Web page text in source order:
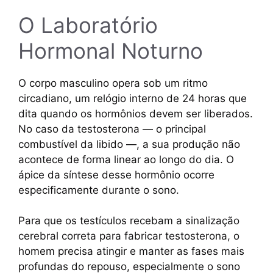
O Laboratório
Hormonal Noturno
O corpo masculino opera sob um ritmo
circadiano, um relógio interno de 24 horas que
dita quando os hormônios devem ser liberados.
No caso da testosterona — o principal
combustível da libido —, a sua produção não
acontece de forma linear ao longo do dia. O
ápice da síntese desse hormônio ocorre
especificamente durante o sono.
Para que os testículos recebam a sinalização
cerebral correta para fabricar testosterona, o
homem precisa atingir e manter as fases mais
profundas do repouso, especialmente o sono